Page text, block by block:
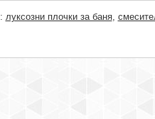
: луксозни плочки за баня,